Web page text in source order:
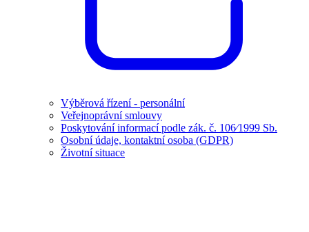
Výběrová řízení - personální
Veřejnoprávní smlouvy
Poskytování informací podle zák. č. 106⁄1999 Sb.
Osobní údaje, kontaktní osoba (GDPR)
Životní situace